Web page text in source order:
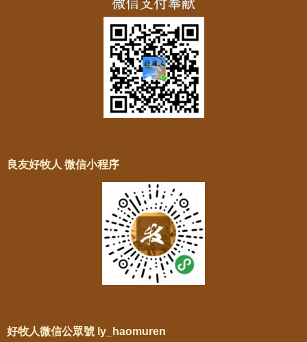
良友好牧人 微信小程序
好牧人微信公眾號 ly_haomuren